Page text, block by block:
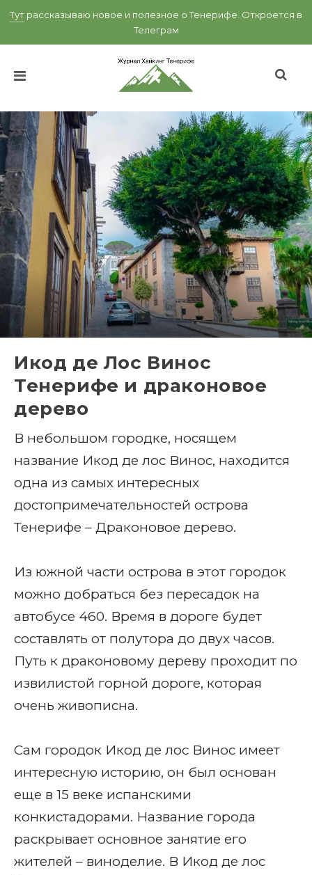
Тут рассказываю новое и полезное о Тенерифе. Откроется в
Телеграм
Икод де Лос Винос
Тенерифе и драконовое
дерево
В небольшом городке, носящем
название Икод де лос Винос, находится
одна из самых интересных
достопримечательностей острова
Тенерифе – Драконовое дерево.
Из южной части острова в этот городок
можно добраться без пересадок на
автобусе 460. Время в дороге будет
составлять от полутора до двух часов.
Путь к драконовому дереву проходит по
извилистой горной дороге, которая
очень живописна.
Сам городок Икод де лос Винос имеет
интересную историю, он был основан
еще в 15 веке испанскими
конкистадорами. Название города
раскрывает основное занятие его
жителей – виноделие. В Икод де лос